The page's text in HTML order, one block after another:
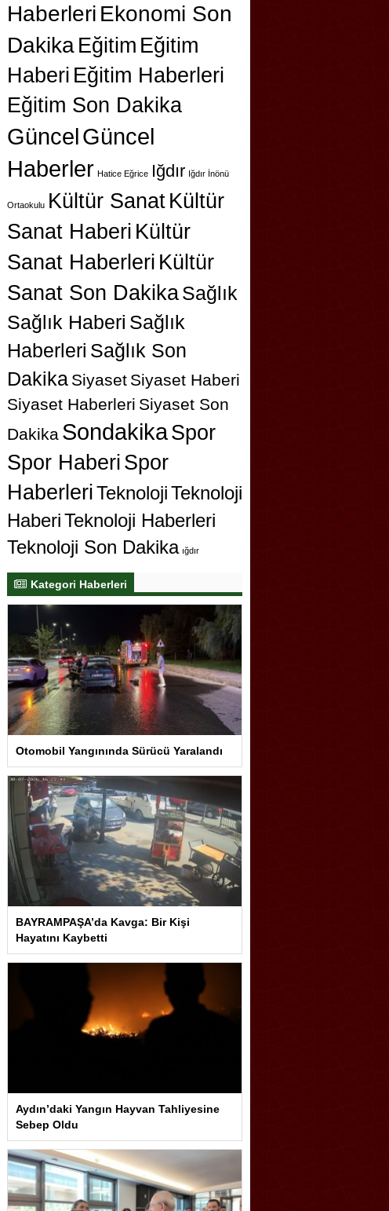
Haberleri Ekonomi Son
Dakika Eğitim Eğitim
Haberi Eğitim Haberleri
Eğitim Son Dakika
GüncelGüncel
Haberler Hatice Eğrice Iğdır Iğdır İnönü
Ortaokulu Kültür SanatKültür
Sanat Haberi Kültür
Sanat Haberleri Kültür
Sanat Son DakikaSağlık
Sağlık Haberi Sağlık
Haberleri Sağlık Son
Dakika Siyaset Siyaset Haberi
Siyaset Haberleri Siyaset Son
Dakika SondakikaSpor
Spor Haberi Spor
HaberleriTeknolojiTeknoloji
HaberiTeknoloji Haberleri
Teknoloji Son Dakika ığdır
Kategori Haberleri
Otomobil Yangınında Sürücü Yaralandı
BAYRAMPAŞA’da Kavga: Bir Kişi
Hayatını Kaybetti
Aydın’daki Yangın Hayvan Tahliyesine
Sebep Oldu